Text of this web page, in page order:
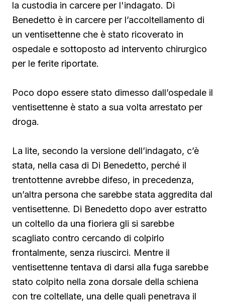
la custodia in carcere per l'indagato. Di
Benedetto è in carcere per l’accoltellamento di
un ventisettenne che è stato ricoverato in
ospedale e sottoposto ad intervento chirurgico
per le ferite riportate.
Poco dopo essere stato dimesso dall’ospedale il
ventisettenne è stato a sua volta arrestato per
droga.
La lite, secondo la versione dell’indagato, c’è
stata, nella casa di Di Benedetto, perché il
trentottenne avrebbe difeso, in precedenza,
un’altra persona che sarebbe stata aggredita dal
ventisettenne. Di Benedetto dopo aver estratto
un coltello da una fioriera gli si sarebbe
scagliato contro cercando di colpirlo
frontalmente, senza riuscirci. Mentre il
ventisettenne tentava di darsi alla fuga sarebbe
stato colpito nella zona dorsale della schiena
con tre coltellate, una delle quali penetrava il